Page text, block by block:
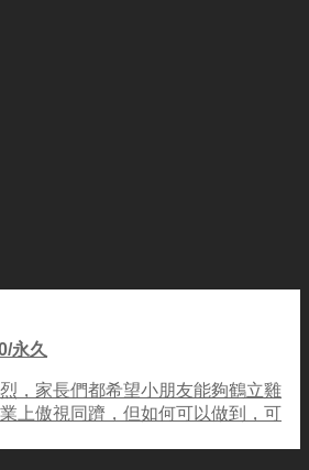
永久
，家長們都希望小朋友能夠鶴立雞
上傲視同躋，但如何可以做到，可